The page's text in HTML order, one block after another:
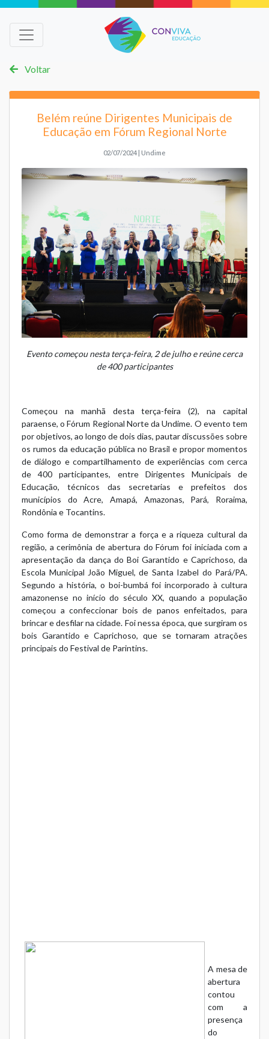
Voltar
Belém reúne Dirigentes Municipais de
Educação em Fórum Regional Norte
02/07/2024 | Undime
Evento começou nesta terça-feira, 2 de julho e reúne cerca
de 400 participantes
Começou na manhã desta terça-feira (2), na capital
paraense, o Fórum Regional Norte da Undime. O evento tem
por objetivos, ao longo de dois dias, pautar discussões sobre
os rumos da educação pública no Brasil e propor momentos
de diálogo e compartilhamento de experiências com cerca
de 400 participantes, entre Dirigentes Municipais de
Educação, técnicos das secretarias e prefeitos dos
municípios do Acre, Amapá, Amazonas, Pará, Roraima,
Rondônia e Tocantins.
Como forma de demonstrar a força e a riqueza cultural da
região, a cerimônia de abertura do Fórum foi iniciada com a
apresentação da dança do Boi Garantido e Caprichoso, da
Escola Municipal João Miguel, de Santa Izabel do Pará/PA.
Segundo a história, o boi-bumbá foi incorporado à cultura
amazonense no início do século XX, quando a população
começou a confeccionar bois de panos enfeitados, para
brincar e desfilar na cidade. Foi nessa época, que surgiram os
bois Garantido e Caprichoso, que se tornaram atrações
principais do Festival de Parintins.
A mesa de
abertura
contou
com a
presença
do